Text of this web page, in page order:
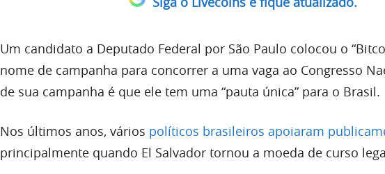
Um candidato a Deputado Federal por São Paulo colocou o
nome de campanha para concorrer a uma vaga ao Congresso
de sua campanha é que ele tem uma “pauta única” para o Brasil.
Nos últimos anos, vários políticos brasileiros apoiaram
principalmente quando El Salvador tornou a moeda de curso